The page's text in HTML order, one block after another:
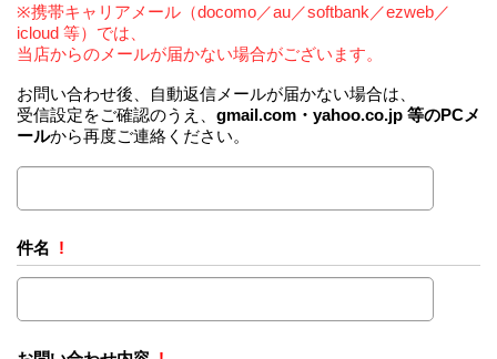
※携帯キャリアメール（docomo／au／softbank／ezweb／
icloud 等）では、
当店からのメールが届かない場合がございます。
お問い合わせ後、自動返信メールが届かない場合は、
受信設定をご確認のうえ、 gmail.com・yahoo.co.jp 等のPCメ
ールから再度ご連絡ください。
件名 !